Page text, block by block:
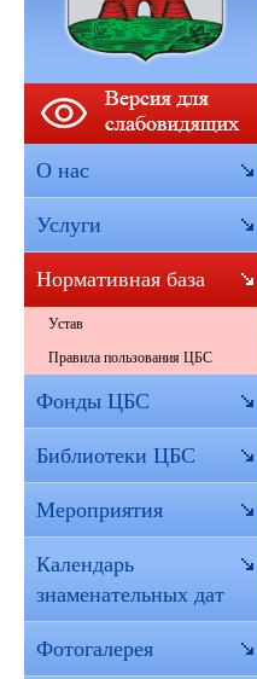
О нас
Услуги
Нормативная база
Устав
Правила пользования ЦБС
Фонды ЦБС
Библиотеки ЦБС
Мероприятия
Календарь
знаменательных дат
Фотогалерея